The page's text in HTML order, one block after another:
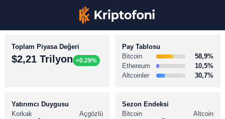
BİTCOİN HABERLERİ
Toplam Piyasa Değeri
$2,21 Trilyon +0.29%
Pay Tablosu
Bitcoin
58,9%
Ethereum
10,5%
Altcoinler
30,7%
Yatırımcı Duygusu
Korkak
Açgözlü
Sezon Endeksi
Bitcoin
Altcoin